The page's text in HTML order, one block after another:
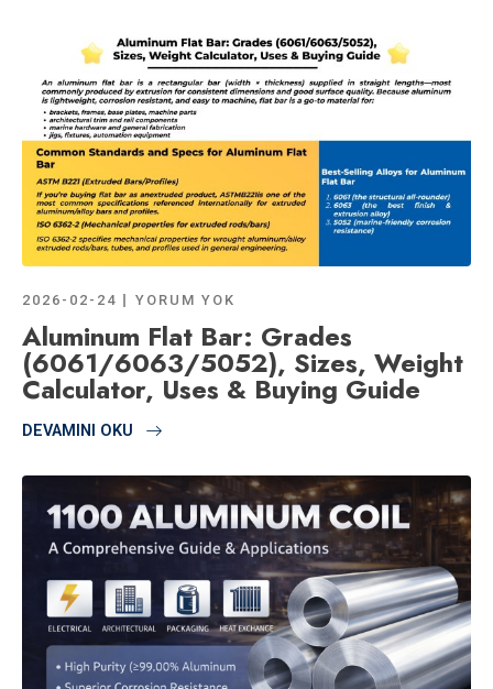
2026-02-24 YORUM YOK
Aluminum Flat Bar: Grades
(6061/6063/5052), Sizes, Weight
Calculator, Uses & Buying Guide
DEVAMINI OKU